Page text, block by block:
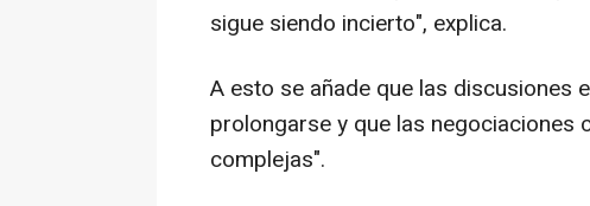
sigue siendo incierto", explica.
A esto se añade que las discusiones
prolongarse y que las negociaciones
complejas".